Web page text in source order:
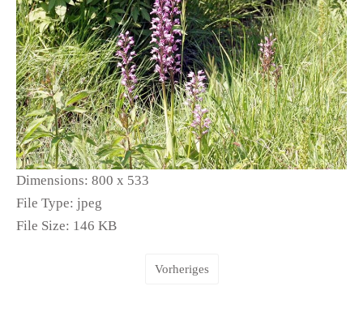
Dimensions: 800 x 533
File Type: jpeg
File Size: 146 KB
Vorheriges